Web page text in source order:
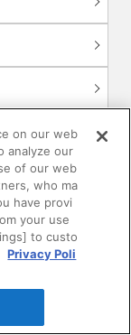
on our web
analyze our
of our web
who ma
have provi
your use
to custo
Privacy Poli